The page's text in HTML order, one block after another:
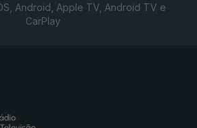
Android, Apple TV, Android TV e
CarPlay